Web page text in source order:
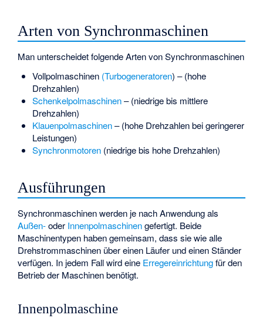
Arten von Synchronmaschinen
Man unterscheidet folgende Arten von Synchronmaschinen
Vollpolmaschinen (Turbogeneratoren) – (hohe
Drehzahlen)
Schenkelpolmaschinen– (niedrige bis mittlere
Drehzahlen)
Klauenpolmaschinen– (hohe Drehzahlen bei geringerer
Leistungen)
Synchronmotoren(niedrige bis hohe Drehzahlen)
Ausführungen
Synchronmaschinen werden je nach Anwendung als
Außen-oder Innenpolmaschinengefertigt. Beide
Maschinentypen haben gemeinsam, dass sie wie alle
Drehstrommaschinen über einen Läufer und einen Ständer
verfügen. In jedem Fall wird eine Erregereinrichtungfür den
Betrieb der Maschinen benötigt.
Innenpolmaschine